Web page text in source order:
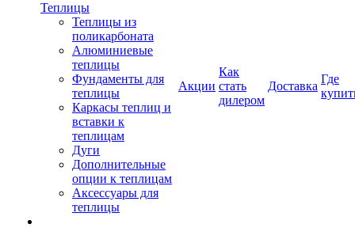
Теплицы
Теплицы из
поликарбоната
Алюминиевые
теплицы
Фундаменты для
теплицы
Каркасы теплиц и
вставки к
теплицам
Дуги
Дополнительные
опции к теплицам
Аксессуары для
теплицы
Акции
Как
стать
дилером
Доставка
Где